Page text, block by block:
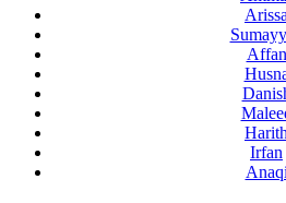
Arissa
Affan
Harith
Irfan
Anaqi